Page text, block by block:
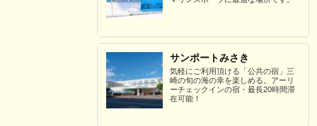
サンポートみさき
気軽にご利用頂ける「公共の宿」三
崎の旬の海の幸を楽しめる。アーリ
ーチェックインの宿・最長20時間滞
在可能！